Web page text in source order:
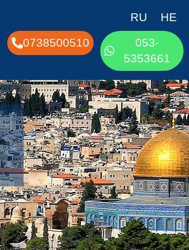
RU
HE
0738500510
053-
5353661